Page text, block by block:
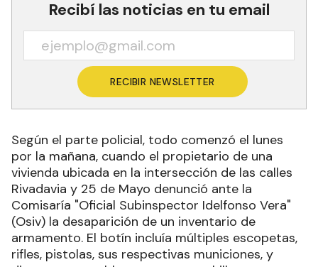
Recibí las noticias en tu email
RECIBIR NEWSLETTER
Según el parte policial, todo comenzó el lunes
por la mañana, cuando el propietario de una
vivienda ubicada en la intersección de las calles
Rivadavia y 25 de Mayo denunció ante la
Comisaría "Oficial Subinspector Idelfonso Vera"
(Osiv) la desaparición de un inventario de
armamento. El botín incluía múltiples escopetas,
rifles, pistolas, sus respectivas municiones, y